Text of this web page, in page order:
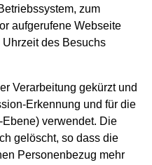
zum
aufgerufene Webseite
des Besuchs
Verarbeitung gekürzt und
Erkennung und für die
verwendet. Die
gelöscht, so dass die
Personenbezug mehr